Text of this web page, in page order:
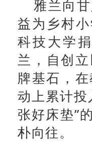
雅兰向
益为乡村
科技大学
兰，自创
牌基石，
动上累计
张好床垫”
朴向往。